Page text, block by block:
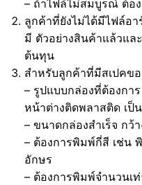
– ถ้าไฟล์ไม่สมบูรณ์ ต้อง
ลูกค้าที่ยังไม่ได้มีไฟล์อ
มี ตัวอย่างสินค้าแล้วแล
ต้นทุน
สำหรับลูกค้าที่มีสเปคข
– รูปแบบกล่องที่ต้องกา
หน้าต่างติดพลาสติด เป็
– ขนาดกล่องสำเร็จ กว้
– ต้องการพิมพ์กี่สี เช่น
อักษร
– ต้องการพิมพ์จำนวนเ